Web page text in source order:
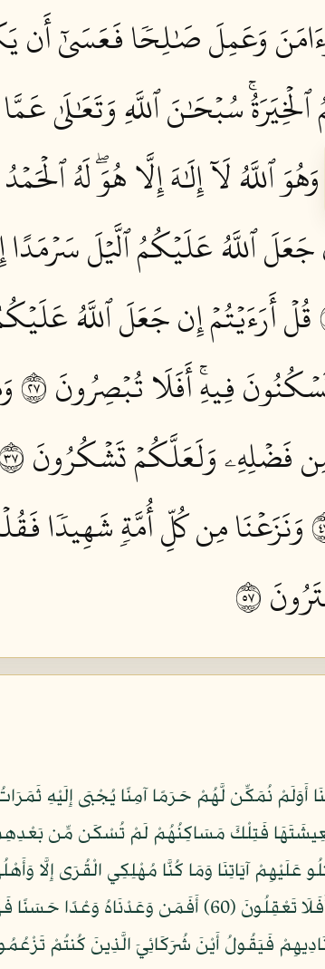
وَعَمِلَ صَٰلِحٗا فَعَسَىٰٓ أَن
سُبۡحَٰنَ ٱللَّهِ وَتَعَٰلَىٰ عَمَّا
وَهُوَ ٱللَّهُ لَآ إِلَٰهَ إِلَّا هُوَۖ لَهُ
ٱللَّهُ عَلَيۡكُمُ ٱلَّيۡلَ سَرۡمَدًا
قُلۡ أَرَءَيۡتُمۡ إِن جَعَلَ ٱللَّهُ
فِيهِۚ أَفَلَا تُبۡصِرُونَ ٧٢
فَضۡلِهِۦ وَلَعَلَّكُمۡ تَشۡكُرُونَ ٧٣
وَنَزَعۡنَا مِن كُلِّ أُمَّةٖ شَهِيدٗا
٧٥
نُمَكِّن لَّهُمْ حَرَمًا آمِنًا يُجْبَى إِلَيْهِ
الْحَيَاةِ الدُّنْيَا وَزِينَتُهَا وَمَا عِندَ اللَّهِ خَيْرٌ وَأَبْقَى